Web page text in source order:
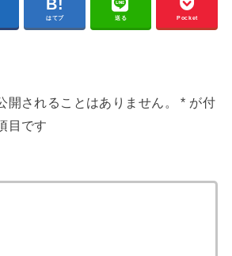
はてブ 送る Pocket
開されることはありません。 * が付
目です